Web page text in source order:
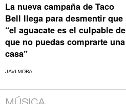
La nueva campaña de Taco
Bell llega para desmentir que
“el aguacate es el culpable de
que no puedas comprarte una
casa”
JAVI MORA